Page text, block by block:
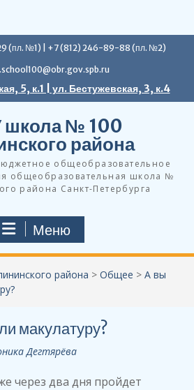
(пл. №1) | +7 (812) 246-89-88 (пл. №2)
5, к.1 | ул. Бестужевская, 3, к.4
школа № 100
района
общеобразовательное
общеобразовательная школа №
района Санкт-Петербурга
Меню
района > Общее > А вы
макулатуру?
Дегтярёва
через два дня пройдет